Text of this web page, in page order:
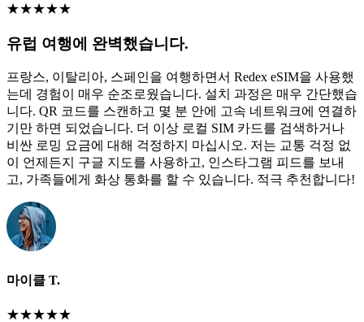
★★★★★
유럽 여행에 완벽했습니다.
프랑스, 이탈리아, 스페인을 여행하면서 Redex eSIM을 사용했
는데 경험이 매우 순조로웠습니다. 설치 과정은 매우 간단했습
니다. QR 코드를 스캔하고 몇 분 안에 고속 네트워크에 연결하
기만 하면 되었습니다. 더 이상 로컬 SIM 카드를 검색하거나
비싼 로밍 요금에 대해 걱정하지 마십시오. 저는 교통 걱정 없
이 언제든지 구글 지도를 사용하고, 인스타그램 피드를 보내
고, 가족들에게 화상 통화를 할 수 있습니다. 적극 추천합니다!
마이클 T.
★★★★★